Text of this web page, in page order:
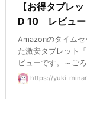
【お得タブレ
D 10 レビュ
Amazonのタイム
た激安タブレット
ビューです。～ご
https://yuki-